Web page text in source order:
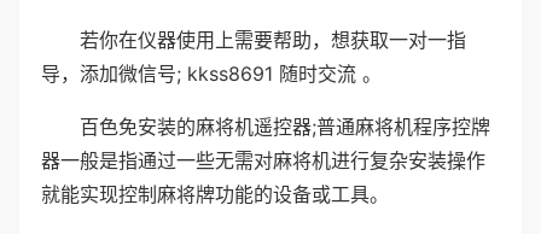
若你在仪器使用上需要帮助，想获取一对一指
导，添加微信号; kkss8691 随时交流 。
百色免安装的麻将机遥控器;普通麻将机程序控牌
器一般是指通过一些无需对麻将机进行复杂安装操作
就能实现控制麻将牌功能的设备或工具。